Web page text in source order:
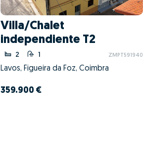
Villa/Chalet
independiente T2
2 1 ZMPT591940
Lavos, Figueira da Foz, Coimbra
359.900 €